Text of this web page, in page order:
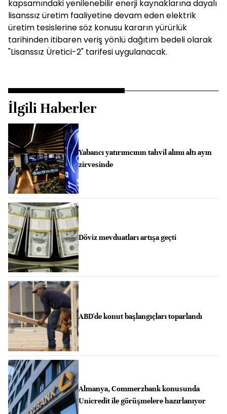
kapsamındaki yenilenebilir enerji kaynaklarına dayalı
lisanssız üretim faaliyetine devam eden elektrik
üretim tesislerine söz konusu kararın yürürlük
tarihinden itibaren veriş yönlü dağıtım bedeli olarak
"Lisanssız Üretici-2" tarifesi uygulanacak.
İlgili Haberler
Yabancı yatırımcının tahvil alımı altı ayın
zirvesinde
Döviz mevduatları artışa geçti
ABD'de konut başlangıçları toparlandı
Almanya, Commerzbank konusunda
Unicredit ile görüşmelere hazırlanıyor